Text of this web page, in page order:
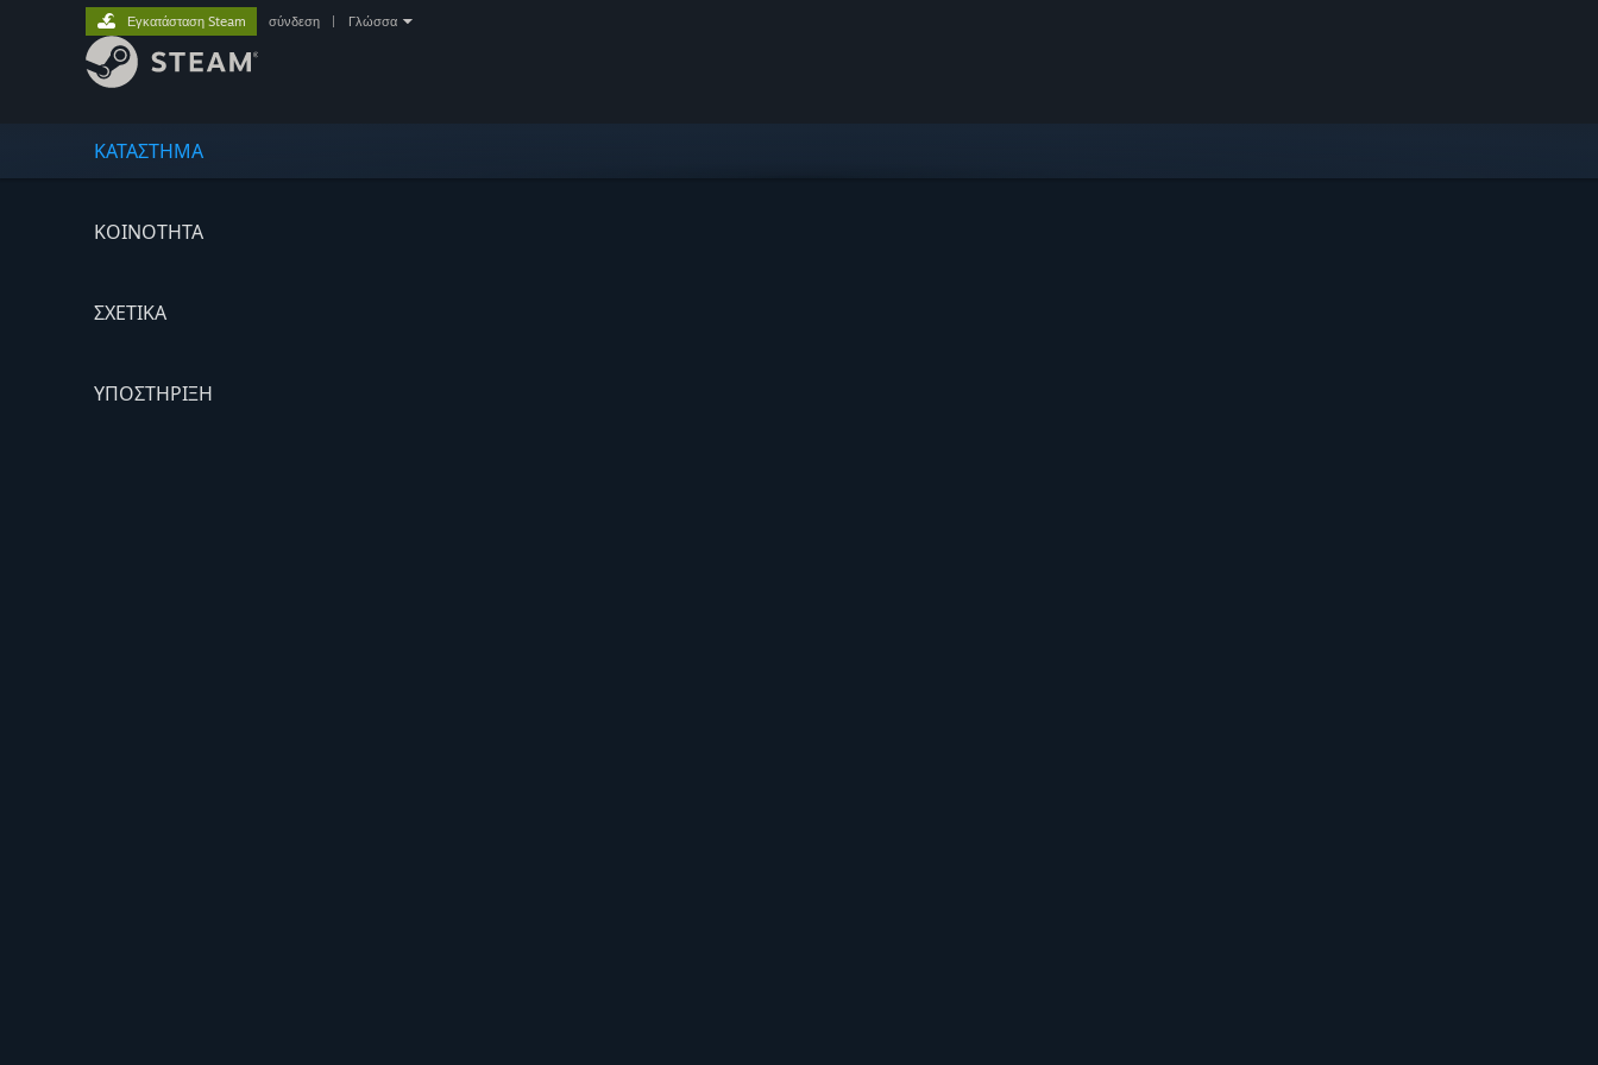
ΚΑΤΑΣΤΗΜΑ
ΚΟΙΝΟΤΗΤΑ
ΣΧΕΤΙΚΆ
ΥΠΟΣΤΗΡΙΞΗ
Εγκατάσταση Steam σύνδεση Γλώσσα